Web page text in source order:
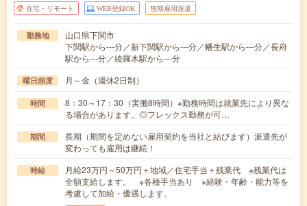
在宅・リモート WEB登録OK 無期雇用派遣
勤務地
山口県下関市
下関駅から---分／新下関駅から---分／幡生駅から---分／長府
駅から---分／綾羅木駅から---分
曜日頻度 月～金（週休2日制）
時間
8：30～17：30（実働8時間）※勤務時間は就業先により異な
る場合があります。◎フレックス勤務が可…
期間
長期（期間を定めない雇用契約を当社と結びます）派遣先が
変わっても雇用は継続！
時給
月給23万円～50万円＋地域／住宅手当＋残業代 ※残業代は
全額支給します。 ※各種手当あり ※経験・年齢・能力等を
考慮して加給・優遇します。